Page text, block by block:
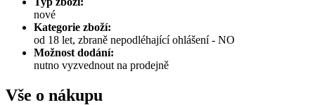
nové
Kategorie zboží:
od 18 let, zbraně nepodléhající ohlášení - NO
Možnost dodání:
nutno vyzvednout na prodejně
Vše o nákupu